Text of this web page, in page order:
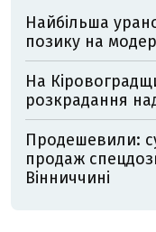
Найбільша
позику на
На
розкрадання
Продешевили:
продаж
Вінниччині